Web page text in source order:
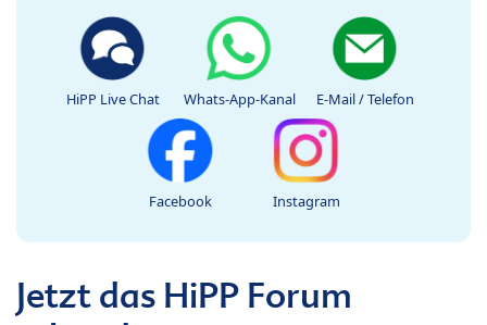
HiPP Live Chat Whats-App-Kanal E-Mail / Telefon
Facebook Instagram
Jetzt das HiPP Forum